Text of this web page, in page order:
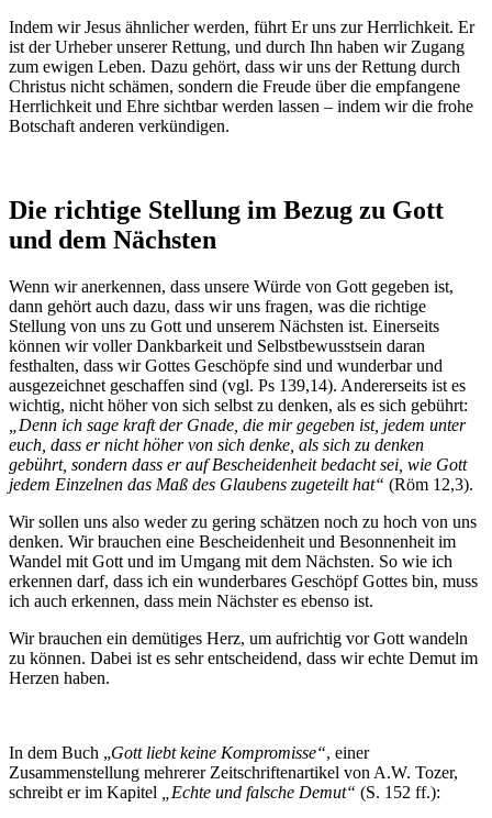
Indem wir Jesus ähnlicher werden, führt Er uns zur Herrlichkeit. Er
ist der Urheber unserer Rettung, und durch Ihn haben wir Zugang
zum ewigen Leben. Dazu gehört, dass wir uns der Rettung durch
Christus nicht schämen, sondern die Freude über die empfangene
Herrlichkeit und Ehre sichtbar werden lassen – indem wir die frohe
Botschaft anderen verkündigen.
Die richtige Stellung im Bezug zu Gott
und dem Nächsten
Wenn wir anerkennen, dass unsere Würde von Gott gegeben ist,
dann gehört auch dazu, dass wir uns fragen, was die richtige
Stellung von uns zu Gott und unserem Nächsten ist. Einerseits
können wir voller Dankbarkeit und Selbstbewusstsein daran
festhalten, dass wir Gottes Geschöpfe sind und wunderbar und
ausgezeichnet geschaffen sind (vgl. Ps 139,14). Andererseits ist es
wichtig, nicht höher von sich selbst zu denken, als es sich gebührt:
„Denn ich sage kraft der Gnade, die mir gegeben ist, jedem unter
euch, dass er nicht höher von sich denke, als sich zu denken
gebührt, sondern dass er auf Bescheidenheit bedacht sei, wie Gott
jedem Einzelnen das Maß des Glaubens zugeteilt hat“ (Röm 12,3).
Wir sollen uns also weder zu gering schätzen noch zu hoch von uns
denken. Wir brauchen eine Bescheidenheit und Besonnenheit im
Wandel mit Gott und im Umgang mit dem Nächsten. So wie ich
erkennen darf, dass ich ein wunderbares Geschöpf Gottes bin, muss
ich auch erkennen, dass mein Nächster es ebenso ist.
Wir brauchen ein demütiges Herz, um aufrichtig vor Gott wandeln
zu können. Dabei ist es sehr entscheidend, dass wir echte Demut im
Herzen haben.
In dem Buch „Gott liebt keine Kompromisse“, einer
Zusammenstellung mehrerer Zeitschriftenartikel von A.W. Tozer,
schreibt er im Kapitel
„Echte und falsche Demut“ (S. 152 ff.):